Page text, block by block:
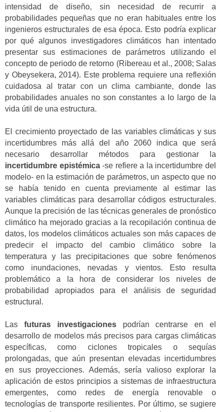
intensidad de diseño, sin necesidad de recurrir a
probabilidades pequeñas que no eran habituales entre los
ingenieros estructurales de esa época. Esto podría explicar
por qué algunos investigadores climáticos han intentado
presentar sus estimaciones de parámetros utilizando el
concepto de periodo de retorno (Ribereau et al., 2008; Salas
y Obeysekera, 2014). Este problema requiere una reflexión
cuidadosa al tratar con un clima cambiante, donde las
probabilidades anuales no son constantes a lo largo de la
vida útil de una estructura.
El crecimiento proyectado de las variables climáticas y sus
incertidumbres más allá del año 2060 indica que será
necesario desarrollar métodos para gestionar la
incertidumbre epistémica-se refiere a la incertidumbre del
modelo- en la estimación de parámetros, un aspecto que no
se había tenido en cuenta previamente al estimar las
variables climáticas para desarrollar códigos estructurales.
Aunque la precisión de las técnicas generales de pronóstico
climático ha mejorado gracias a la recopilación continua de
datos, los modelos climáticos actuales son más capaces de
predecir el impacto del cambio climático sobre la
temperatura y las precipitaciones que sobre fenómenos
como inundaciones, nevadas y vientos. Esto resulta
problemático a la hora de considerar los niveles de
probabilidad apropiados para el análisis de seguridad
estructural.
Las futuras investigacionespodrían centrarse en el
desarrollo de modelos más precisos para cargas climáticas
específicas, como ciclones tropicales o sequías
prolongadas, que aún presentan elevadas incertidumbres
en sus proyecciones. Además, sería valioso explorar la
aplicación de estos principios a sistemas de infraestructura
emergentes, como redes de energía renovable o
tecnologías de transporte resilientes. Por último, se sugiere